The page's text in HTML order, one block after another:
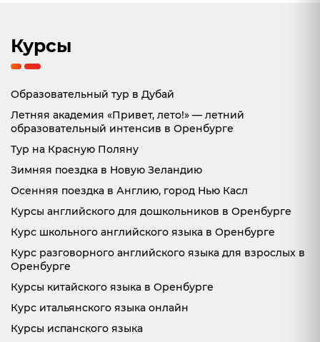
Курсы
Образовательный тур в Дубай
Летняя академия «Привет, лето!» — летний
образовательный интенсив в Оренбурге
Тур на Красную Поляну
Зимняя поездка в Новую Зеландию
Осенняя поездка в Англию, город Нью Касл
Курсы английского для дошкольников в Оренбурге
Курс школьного английского языка в Оренбурге
Курс разговорного английского языка для взрослых в
Оренбурге
Курсы китайского языка в Оренбурге
Курс итальянского языка онлайн
Курсы испанского языка